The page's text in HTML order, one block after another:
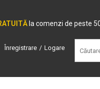
la comenzi de peste
Înregistrare Logare